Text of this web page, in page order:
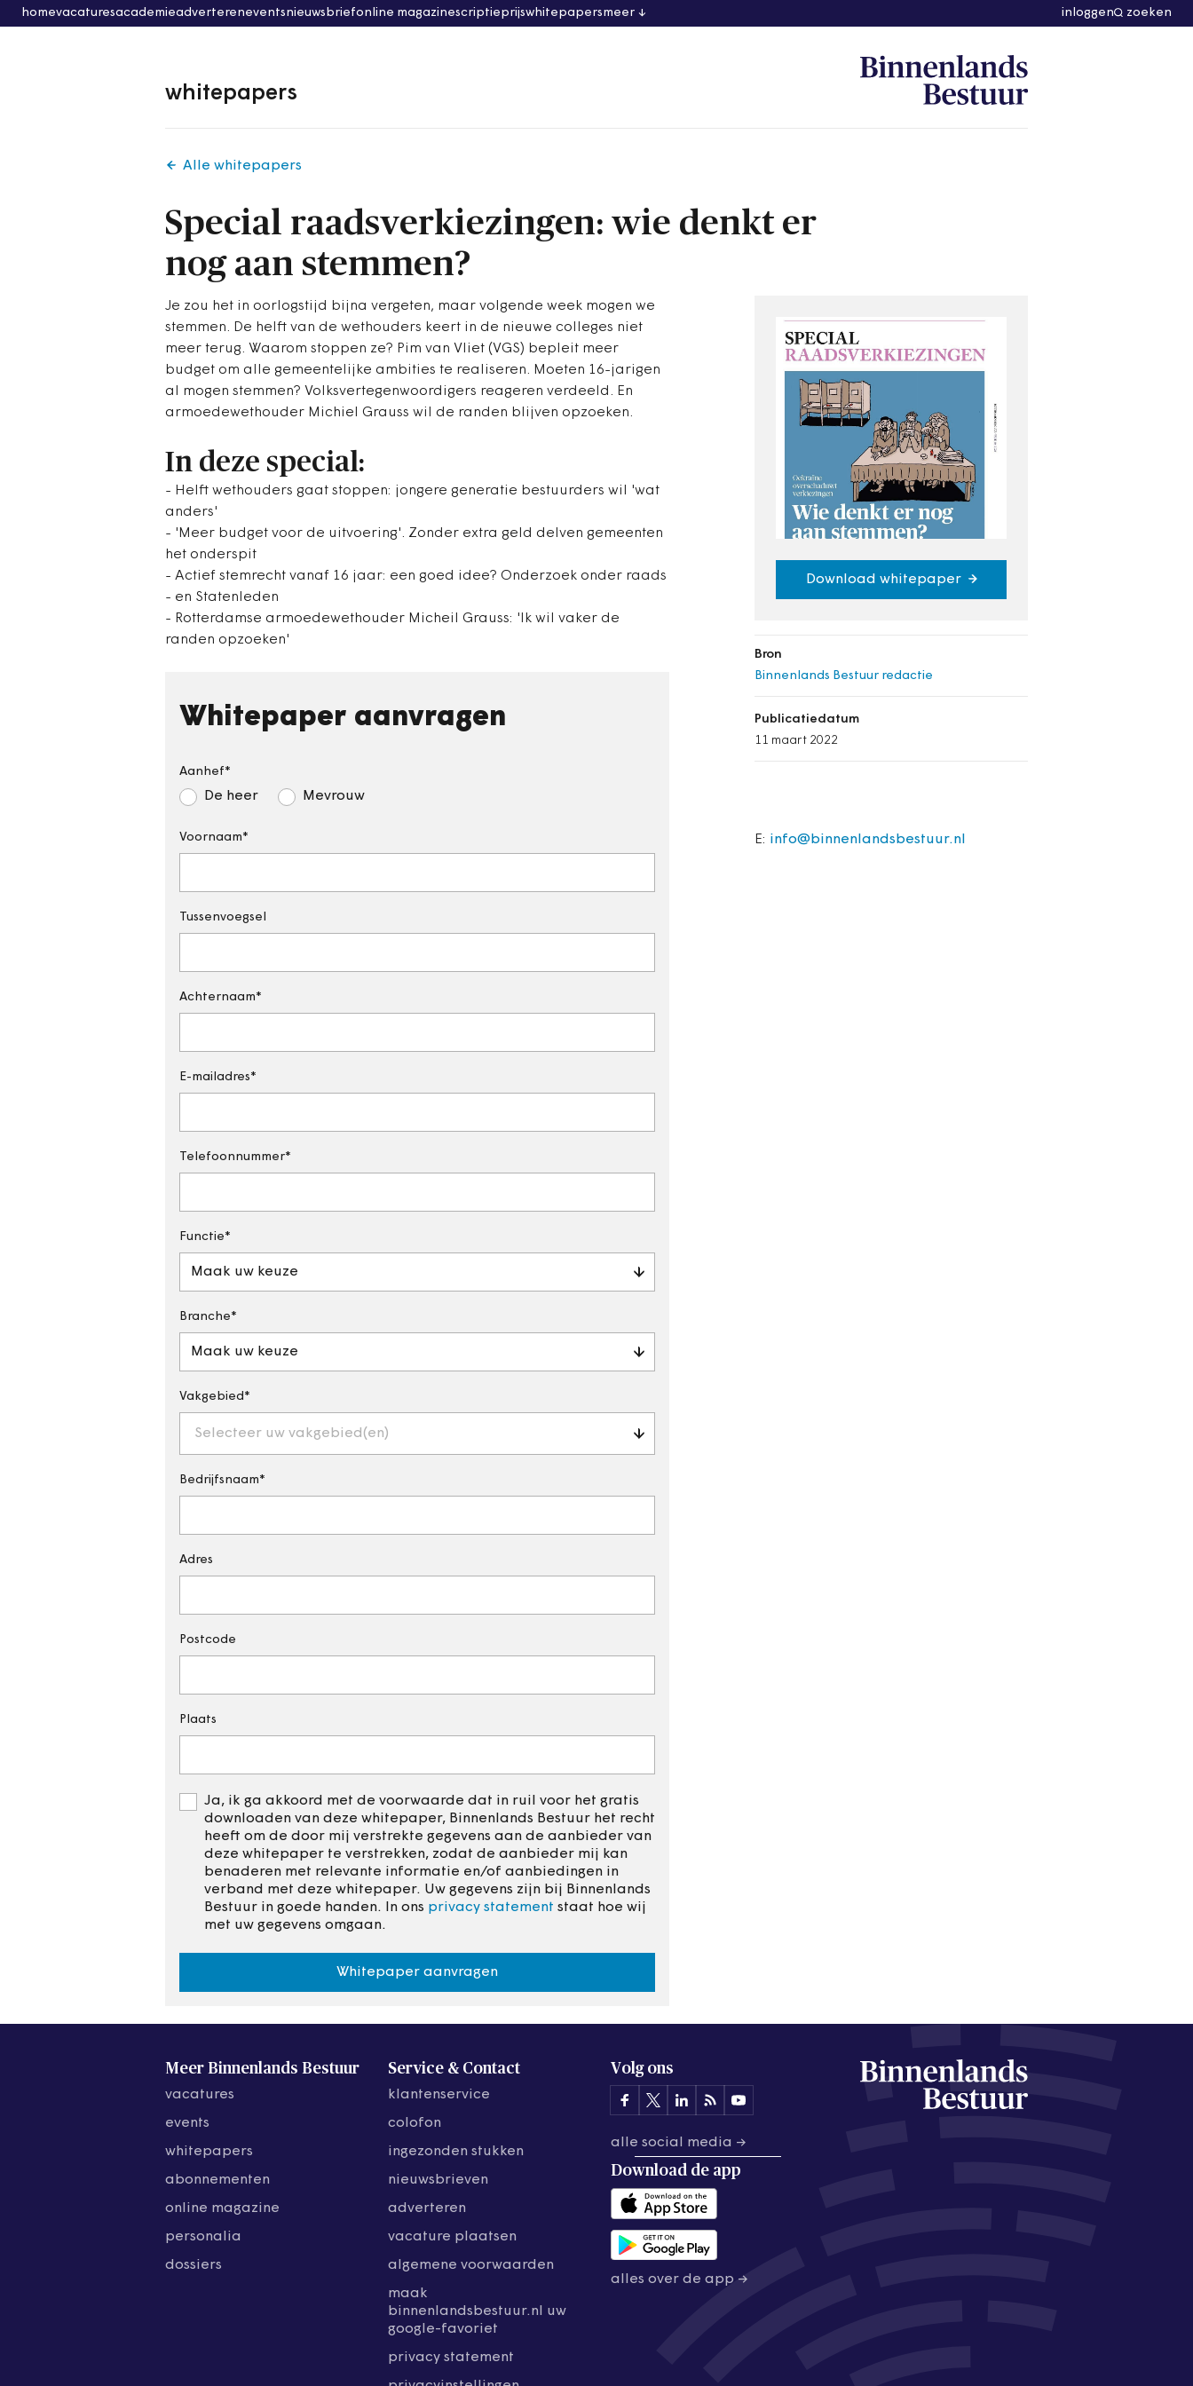
homevacaturesacademieadvertereneventsnieuwsbriefonline magazinescriptieprijswhitepapersmeer inloggen zoeken
whitepapers
Alle whitepapers
Special raadsverkiezingen: wie denkt er
nog aan stemmen?
Je zou het in oorlogstijd bijna vergeten, maar volgende week mogen we
stemmen. De helft van de wethouders keert in de nieuwe colleges niet
meer terug. Waarom stoppen ze? Pim van Vliet (VGS) bepleit meer
budget om alle gemeentelijke ambities te realiseren. Moeten 16-jarigen
al mogen stemmen? Volksvertegenwoordigers reageren verdeeld. En
armoedewethouder Michiel Grauss wil de randen blijven opzoeken.
In deze special:
- Helft wethouders gaat stoppen: jongere generatie bestuurders wil 'wat
anders'
- 'Meer budget voor de uitvoering'. Zonder extra geld delven gemeenten
het onderspit
- Actief stemrecht vanaf 16 jaar: een goed idee? Onderzoek onder raads
- en Statenleden
- Rotterdamse armoedewethouder Micheil Grauss: 'Ik wil vaker de
randen opzoeken'
Whitepaper aanvragen
Aanhef
De heer Mevrouw
Voornaam
Tussenvoegsel
Achternaam
E-mailadres
Telefoonnummer
Functie
Maak uw keuze
Branche
Maak uw keuze
Vakgebied
Selecteer uw vakgebied(en)
Bedrijfsnaam
Adres
Postcode
Plaats
Ja, ik ga akkoord met de voorwaarde dat in ruil voor het gratis
downloaden van deze whitepaper, Binnenlands Bestuur het recht
heeft om de door mij verstrekte gegevens aan de aanbieder van
deze whitepaper te verstrekken, zodat de aanbieder mij kan
benaderen met relevante informatie en/of aanbiedingen in
verband met deze whitepaper. Uw gegevens zijn bij Binnenlands
Bestuur in goede handen. In ons privacy statement staat hoe wij
met uw gegevens omgaan.
Whitepaper aanvragen
Download whitepaper
Bron
Binnenlands Bestuur redactie
Publicatiedatum
11 maart 2022
E: info@binnenlandsbestuur.nl
Meer Binnenlands Bestuur
vacatures
events
whitepapers
abonnementen
online magazine
personalia
dossiers
Service & Contact
klantenservice
colofon
ingezonden stukken
nieuwsbrieven
adverteren
vacature plaatsen
algemene voorwaarden
maak
binnenlandsbestuur.nl uw
google-favoriet
privacy statement
Volg ons
alle social media →
Download de app
alles over de app →